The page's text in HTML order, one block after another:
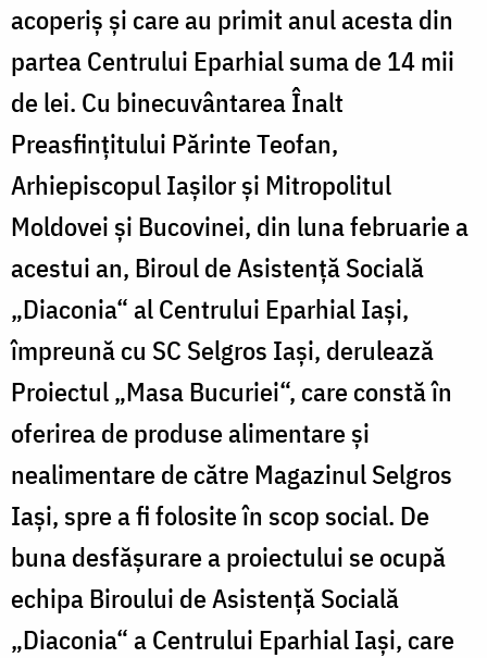
acoperiş şi care au primit anul acesta din
partea Centrului Eparhial suma de 14 mii
de lei. Cu binecuvântarea Înalt
Preasfinţitului Părinte Teofan,
Arhiepiscopul Iaşilor şi Mitropolitul
Moldovei şi Bucovinei, din luna februarie a
acestui an, Biroul de Asistenţă Socială
„Diaconia“ al Centrului Eparhial Iaşi,
împreună cu SC Selgros Iaşi, derulează
Proiectul „Masa Bucuriei“, care constă în
oferirea de produse alimentare şi
nealimentare de către Magazinul Selgros
Iaşi, spre a fi folosite în scop social. De
buna desfăşurare a proiectului se ocupă
echipa Biroului de Asistenţă Socială
„Diaconia“ a Centrului Eparhial Iaşi, care